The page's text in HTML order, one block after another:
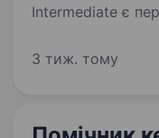
Intermediate є перевагою
користувач ПК
3 тиж. тому